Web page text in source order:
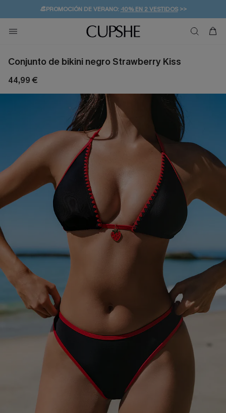
👒PROMOCIÓN DE VERANO:-10% EN 2 VESTIDOS>>
💌¡SUSCRIBIRSE & GANAR -10% EXTRA!
🚚ENVÍO GRATUITO A PARTIR DE 49 € >>
Conjunto de bikini negro Strawberry Kiss
44,99 €